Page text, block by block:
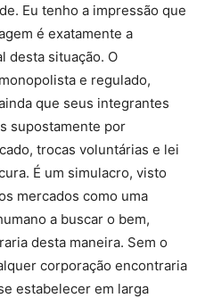
Eu tenho a impressão que
é exatamente a
desta situação. O
e regulado,
que seus integrantes
supostamente por
trocas voluntárias e lei
É um simulacro, visto
mercados como uma
a buscar o bem,
desta maneira. Sem o
corporação encontraria
estabelecer em larga